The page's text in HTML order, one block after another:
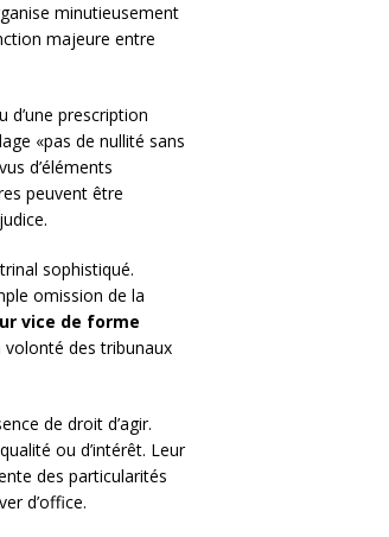
minutieusement
majeure entre
d’une prescription
«pas de nullité sans
d’éléments
peuvent être
sophistiqué.
omission de la
vice de forme
volonté des tribunaux
de droit d’agir.
ou d’intérêt. Leur
des particularités
d’office.